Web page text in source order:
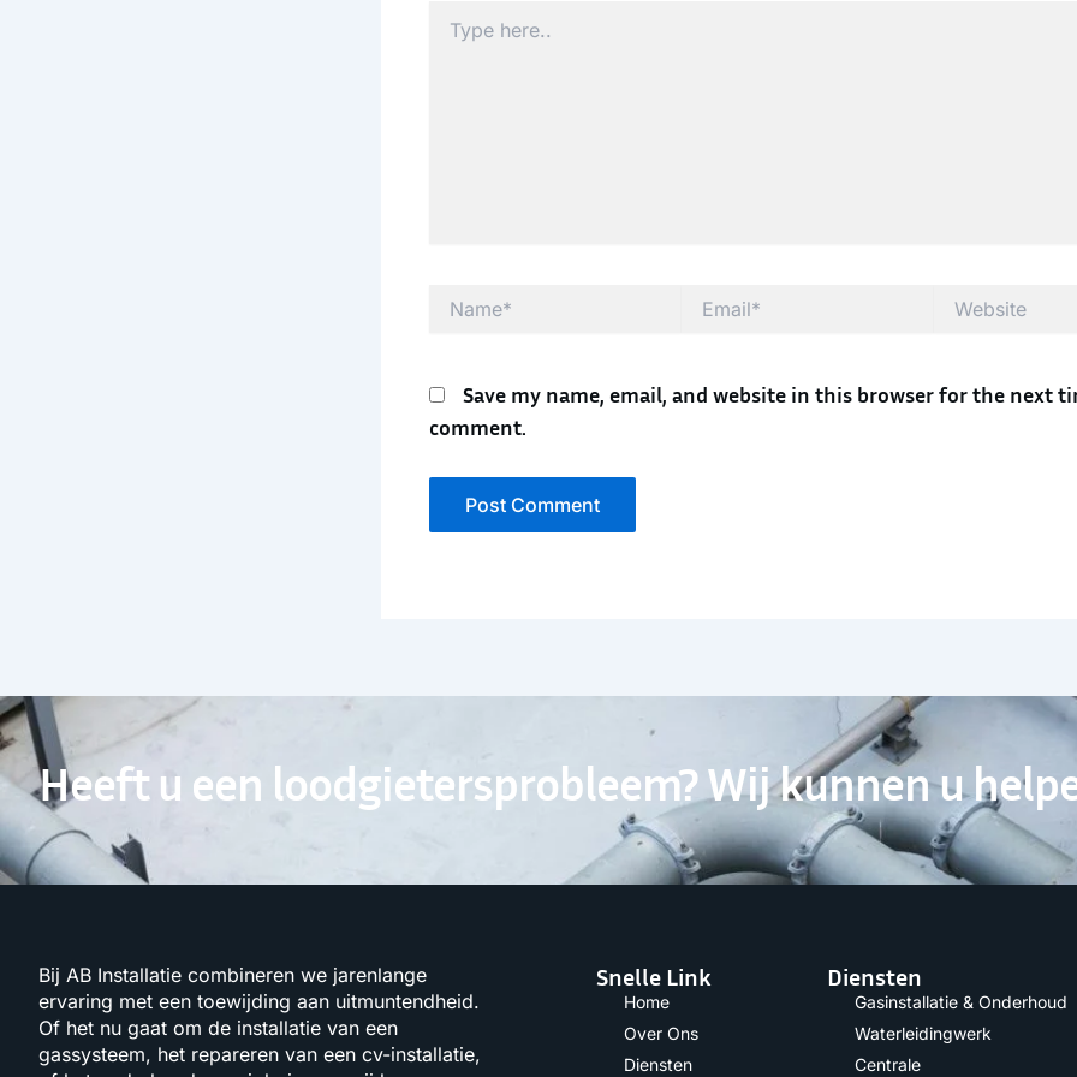
here..
Name* Email* Website
Save my name, email, and website in this browser for the next
comment.
Heeft u een loodgietersprobleem? Wij kunnen u
Bij AB Installatie combineren we jarenlange
ervaring met een toewijding aan uitmuntendheid.
Of het nu gaat om de installatie van een
gassysteem, het repareren van een cv-installatie,
Snelle Link
Home
Over Ons
Diensten
Diensten
Gasinstallatie & Onderhoud
Waterleidingwerk
Centrale